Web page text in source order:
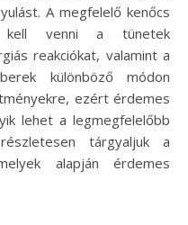
A megfelelő kenőcs
kell venni a tünetek
reakciókat, valamint a
különböző módon
ezért érdemes
lehet a legmegfelelőbb
tárgyaljuk a
alapján érdemes